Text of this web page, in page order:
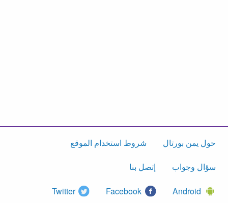
حول يمن بورتال شروط استخدام الموقع
سؤال وجواب إتصل بنا
Android
Facebook
Twitter